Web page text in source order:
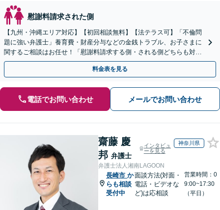
慰謝料請求された側
【九州・沖縄エリア対応】【初回相談無料】【法テラス可】「不倫問
題に強い弁護士」養育費・財産分与などの金銭トラブル、お子さまに
関するご相談はお任せ！「慰謝料請求する側・される側どちらも対応
可」【子連れ相談可】【休日・夜間相談可】【駐車場あり】
料金表を見る
電話でお問い合わせ メールでお問い合わせ
齋藤 慶
邦 弁護士
インタビュ
ーを見る
神奈川県
弁護士法人湘南LAGOON
長崎市 か
らも相談
受付中
面談方法(対面・
電話・ビデオな
ど)は応相談
営業時間：0
9:00~17:30
（平日）